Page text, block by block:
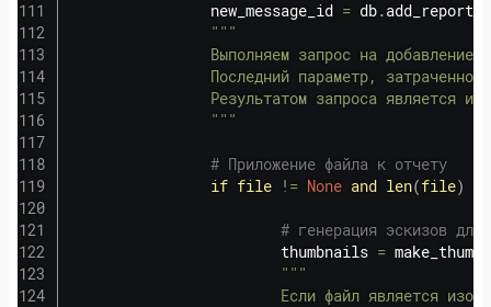
                new_message_id
= db.add_report
"""
Выполняем запрос на добавление
Последний параметр, затраченное
Результатом запроса является
                """
# Приложение файла к отчету
if file != None and len(file)
# генерация эскизов
                        thumbnails
=
"""
Если файл является